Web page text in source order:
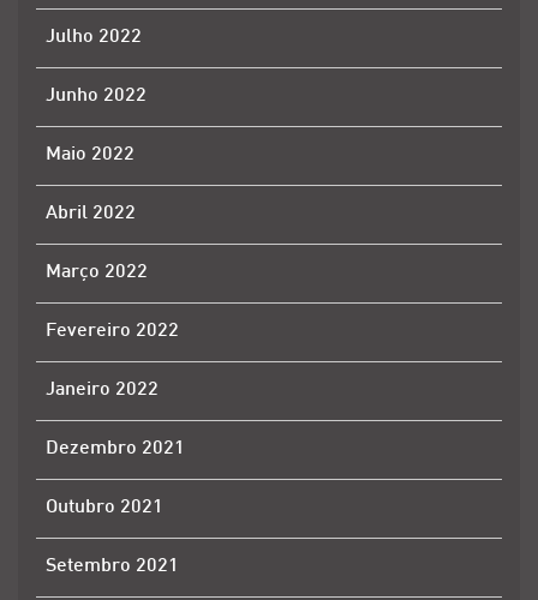
Julho 2022
Junho 2022
Maio 2022
Abril 2022
Março 2022
Fevereiro 2022
Janeiro 2022
Dezembro 2021
Outubro 2021
Setembro 2021